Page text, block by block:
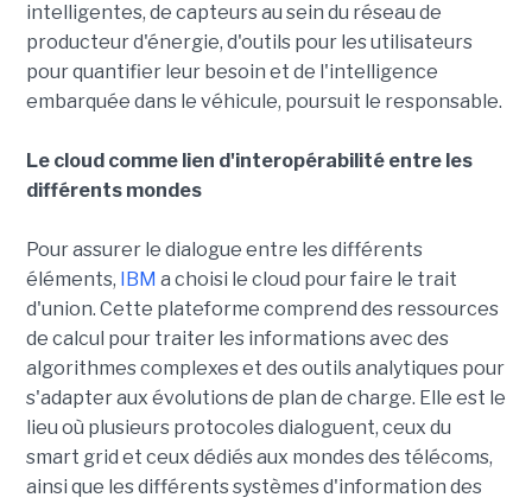
intelligentes, de capteurs au sein du réseau de
producteur d'énergie, d'outils pour les utilisateurs
pour quantifier leur besoin et de l'intelligence
embarquée dans le véhicule, poursuit le responsable.
Le cloud comme lien d'interopérabilité entre les
différents mondes
Pour assurer le dialogue entre les différents
éléments,
IBM a choisi le cloud pour faire le trait
d'union. Cette plateforme comprend des ressources
de calcul pour traiter les informations avec des
algorithmes complexes et des outils analytiques pour
s'adapter aux évolutions de plan de charge. Elle est le
lieu où plusieurs protocoles dialoguent, ceux du
smart grid et ceux dédiés aux mondes des télécoms,
ainsi que les différents systèmes d'information des